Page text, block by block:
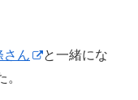
さん
と一緒にな